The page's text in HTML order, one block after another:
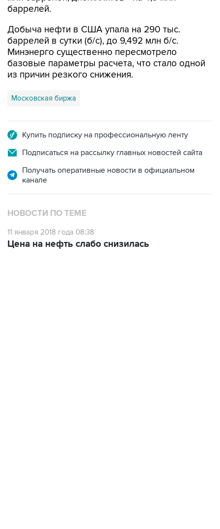
Добыча нефти в США упала на 290 тыс.
Минэнерго существенно пересмотрело
базовые параметры расчета, что стало одной
из причин резкого снижения.
Московская биржа
Подписаться на рассылку главных новостей сайта
Получать оперативные новости в официальном
НОВОСТИ ПО ТЕМЕ
11 января 2018 года 08:38